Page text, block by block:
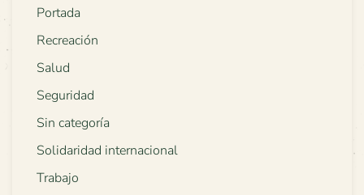
Portada
Recreación
Salud
Seguridad
Sin categoría
Solidaridad internacional
Trabajo